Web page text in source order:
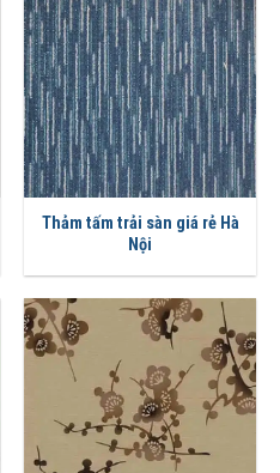
Thảm tấm trải sàn giá rẻ Hà
Nội